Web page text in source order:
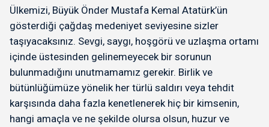
Ülkemizi, Büyük Önder Mustafa Kemal Atatürk’ün
gösterdiği çağdaş medeniyet seviyesine sizler
taşıyacaksınız. Sevgi, saygı, hoşgörü ve uzlaşma ortamı
içinde üstesinden gelinemeyecek bir sorunun
bulunmadığını unutmamamız gerekir. Birlik ve
bütünlüğümüze yönelik her türlü saldırı veya tehdit
karşısında daha fazla kenetlenerek hiç bir kimsenin,
hangi amaçla ve ne şekilde olursa olsun, huzur ve